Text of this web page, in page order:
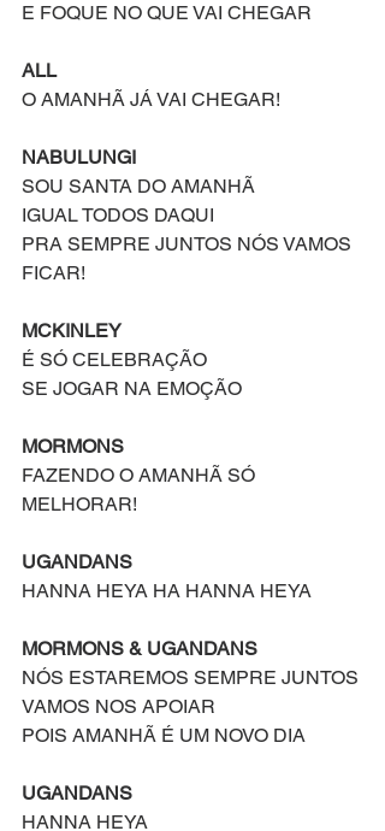
E FOQUE NO QUE VAI CHEGAR
ALL
O AMANHÃ JÁ VAI CHEGAR!
NABULUNGI
SOU SANTA DO AMANHÃ
IGUAL TODOS DAQUI
PRA SEMPRE JUNTOS NÓS VAMOS
FICAR!
MCKINLEY
É SÓ CELEBRAÇÃO
SE JOGAR NA EMOÇÃO
MORMONS
FAZENDO O AMANHÃ SÓ
MELHORAR!
UGANDANS
HANNA HEYA HA HANNA HEYA
MORMONS & UGANDANS
NÓS ESTAREMOS SEMPRE JUNTOS
VAMOS NOS APOIAR
POIS AMANHÃ É UM NOVO DIA
UGANDANS
HANNA HEYA